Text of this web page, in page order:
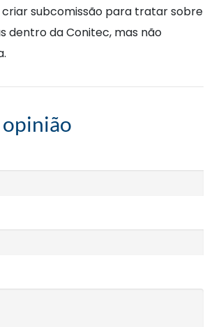
criar subcomissão para tratar sobre
dentro da Conitec, mas não
opinião